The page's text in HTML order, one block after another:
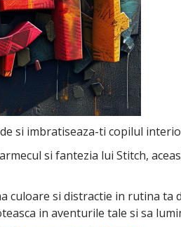
si imbratiseaza-ti copilul
si fantezia lui Stitch,
culoare si distractie in rutina ta
in aventurile tale si sa